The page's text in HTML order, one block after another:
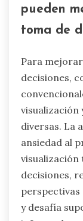
pueden
toma de
Para
decisiones,
visualización
diversas. La
ansiedad al
decisiones,
y desafía